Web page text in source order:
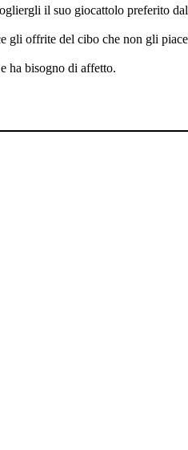
il suo giocattolo preferito
gli offrite del cibo che non gli
ha bisogno di affetto.